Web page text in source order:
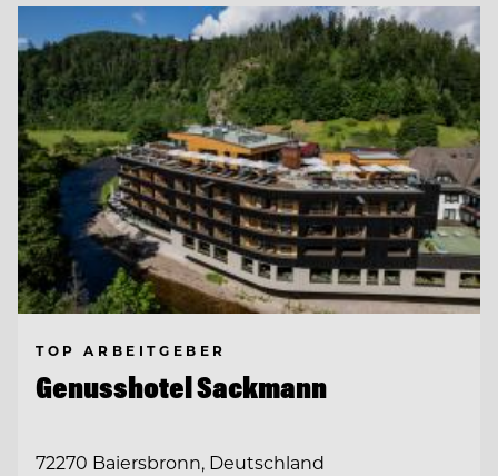
TOP ARBEITGEBER
Genusshotel Sackmann
72270 Baiersbronn, Deutschland